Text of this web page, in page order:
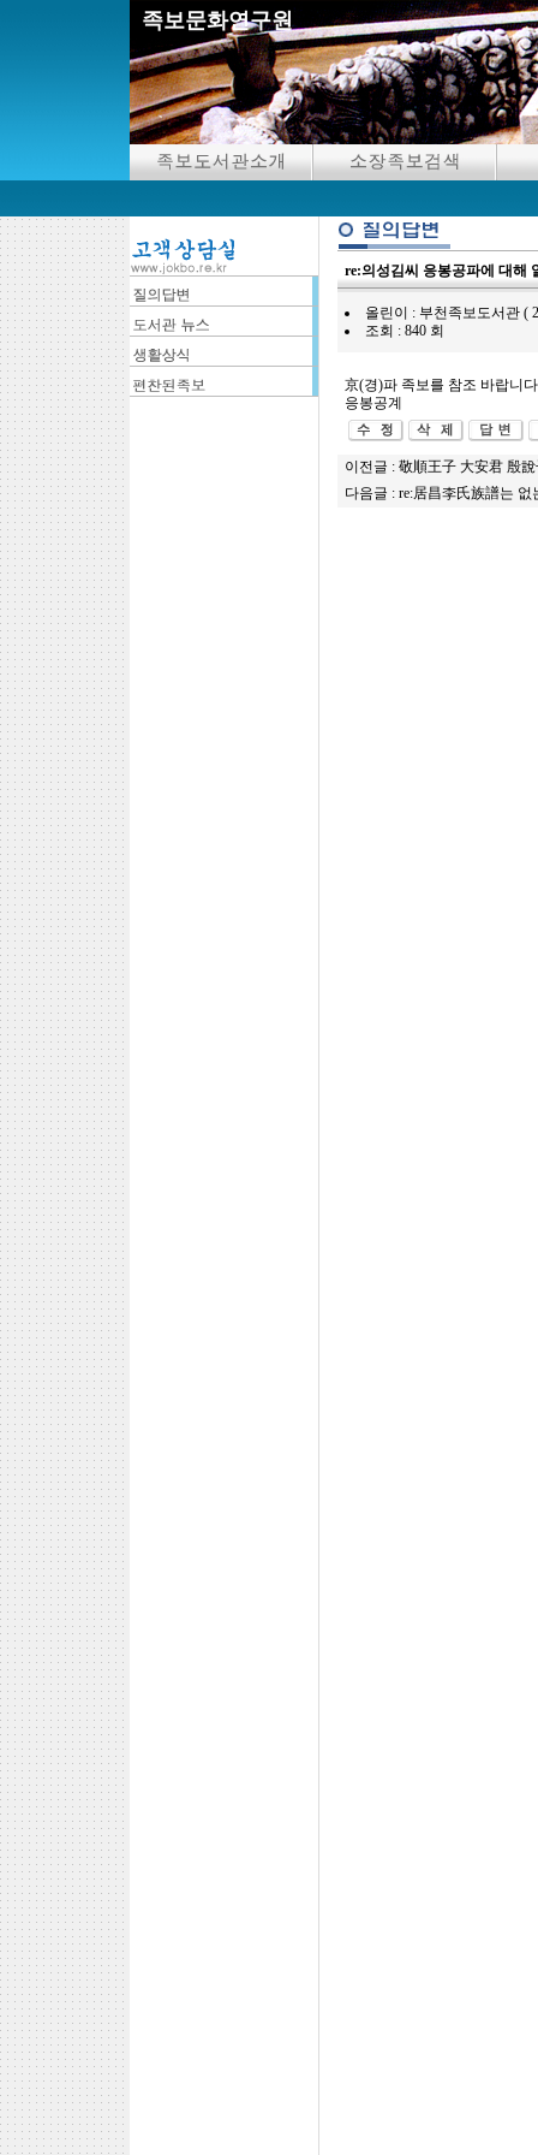
족보문화연구원
re:의성김씨 응봉공파에 대해
올린이 : 부천족보도서관 (
조회 : 840 회
京(경)파 족보를 참조 바랍니
응봉공계
이전글 : 敬順王子 大安君 殷
다음글 : re:居昌李氏族譜는 없